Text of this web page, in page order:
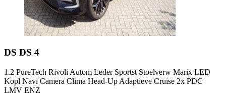
DS DS 4
1.2 PureTech Rivoli Autom Leder Sportst Stoelverw Marix LED
Kopl Navi Camera Clima Head-Up Adaptieve Cruise 2x PDC
LMV ENZ